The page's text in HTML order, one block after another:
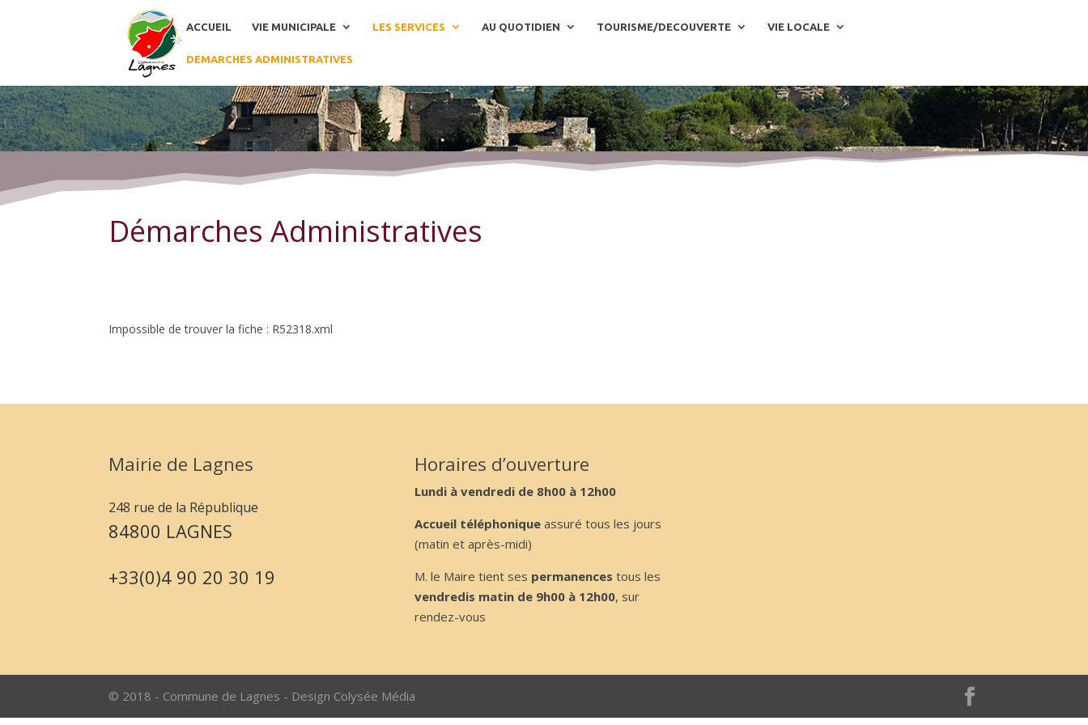
ACCUEIL VIE MUNICIPALE LES SERVICES AU QUOTIDIEN TOURISME/DECOUVERTE VIE LOCALE
DEMARCHES ADMINISTRATIVES
Démarches Administratives
Démarches Administratives
Impossible de trouver la fiche : R52318.xml
Mairie de Lagnes
248 rue de la République
84800 LAGNES
+33(0)4 90 20 30 19
Horaires d’ouverture
Lundi à vendredi de 8h00 à 12h00
Accueil téléphonique assuré tous les jours
(matin et après-midi)
M. le Maire tient ses permanences tous les
vendredis matin de 9h00 à 12h00, sur
rendez-vous
© 2018 - Commune de Lagnes - Design Colysée Média